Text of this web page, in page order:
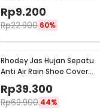
Rp9.200
Rp22.900 60%
Rhodey Jas Hujan Sepatu
Anti Air Rain Shoe Cover
PVC Zipper Reflector XL - H-
212
Rp39.300
Rp69.900 44%